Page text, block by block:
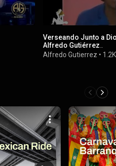
Verseando Junto a
Alfredo Gutiérrez
Alfredo Gutierrez •